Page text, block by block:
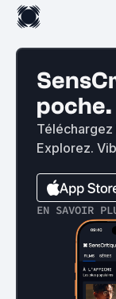
poche.
Téléchargez
Explorez.
EN SAVOIR